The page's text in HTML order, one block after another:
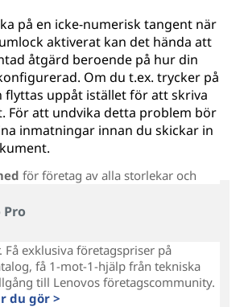
på en icke-numerisk tangent när
aktiverat kan det hända att
åtgärd beroende på hur din
Om du t.ex. trycker på
flyttas uppåt istället för att skriva
För att undvika detta problem bör
inmatningar innan du skickar in
Pro
för företag av alla storlekar och
Få exklusiva företagspriser på
få 1-mot-1-hjälp från tekniska
till Lenovos företagscommunity.
du gör >